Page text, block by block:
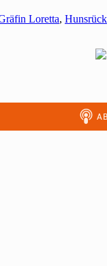
Loretta, Hunsrück